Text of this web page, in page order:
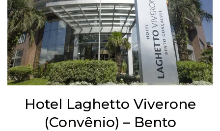
Hotel Laghetto Viverone
(Convênio) – Bento